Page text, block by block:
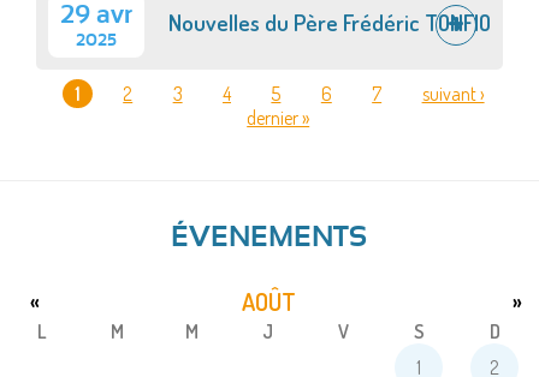
29 avr
2025
Nouvelles du Père Frédéric TONFIO
1 2 3 4 5 6 7
suivant ›
dernier »
ÉVENEMENTS
AOÛT
« »
L M M J V S
D
1
2